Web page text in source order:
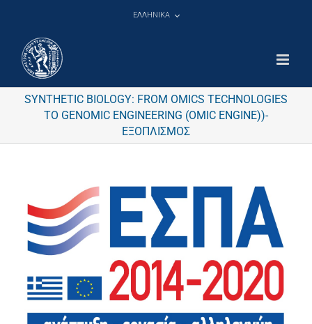
ΕΛΛΗΝΙΚΑ
SYNTHETIC BIOLOGY: FROM OMICS TECHNOLOGIES
TO GENOMIC ENGINEERING (OMIC ENGINE))-
ΕΞΟΠΛΙΣΜΟΣ